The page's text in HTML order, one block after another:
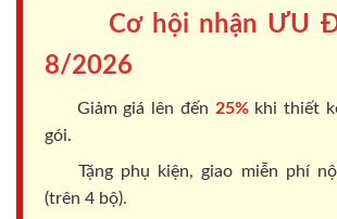
Cơ hội nhận ƯU
8/2026
Giảm giá lên đến 25%khi thiết
gói.
Tặng phụ kiện, giao miễn phí
(trên 4 bộ).